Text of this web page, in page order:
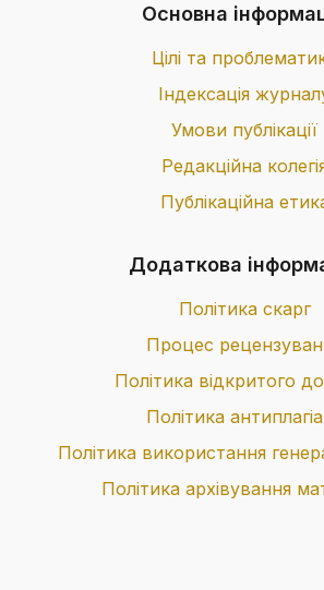
Основна
Цілі та
Індексація
Умови публікації
Редакційна
Публікаційна
Додаткова
Політика скарг
Процес
Політика відкритого
Політика
Політика використання
Політика архівування